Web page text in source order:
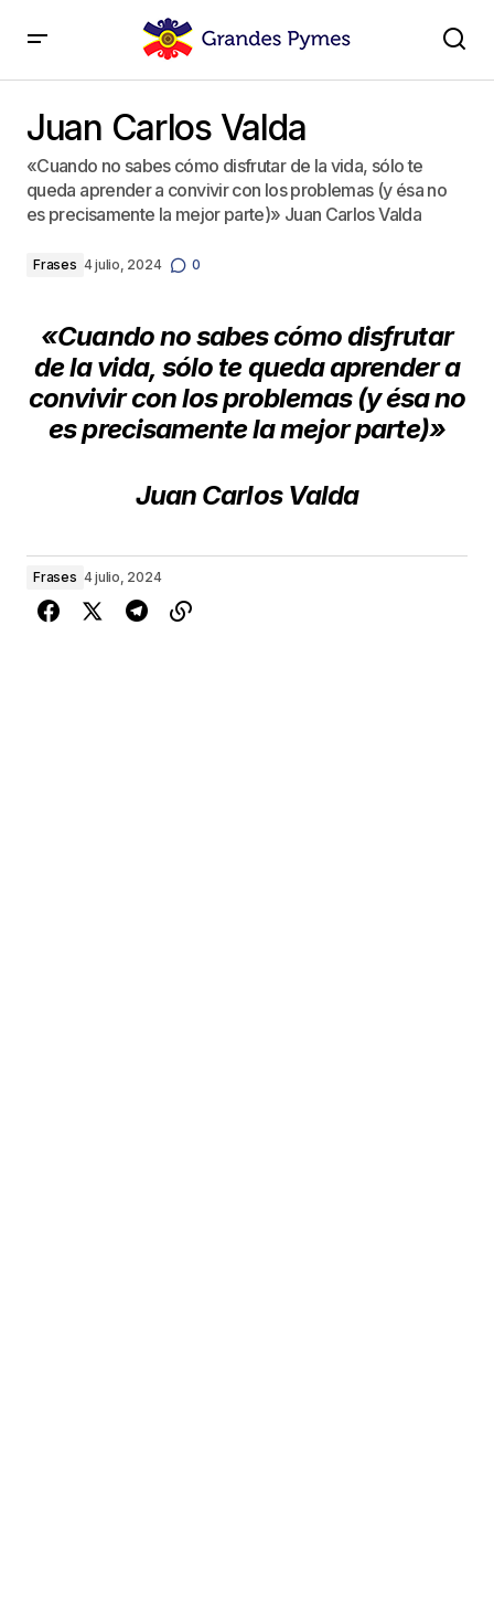
Juan Carlos Valda
«Cuando no sabes cómo disfrutar de la vida, sólo te
queda aprender a convivir con los problemas (y ésa no
es precisamente la mejor parte)» Juan Carlos Valda
Frases 4 julio, 2024 0
«Cuando no sabes cómo disfrutar
de la vida,sólo te queda aprender a
convivir con los problemas(y ésa no
es precisamente la mejor parte)»
Juan Carlos Valda
Frases 4 julio, 2024